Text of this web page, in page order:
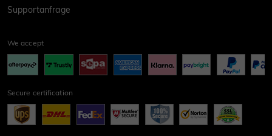
Supportanfrage
We accept
Secure certification